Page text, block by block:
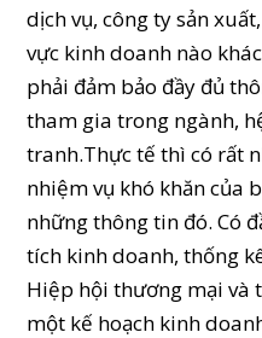
dịch vụ, công ty sản
vực kinh doanh nào
phải đảm bảo đầy đủ
tham gia trong ngành,
tranh.Thực tế thì có rất
nhiệm vụ khó khăn của
những thông tin đó. Có
tích kinh doanh, thống
Hiệp hội thương mại và
một kế hoạch kinh